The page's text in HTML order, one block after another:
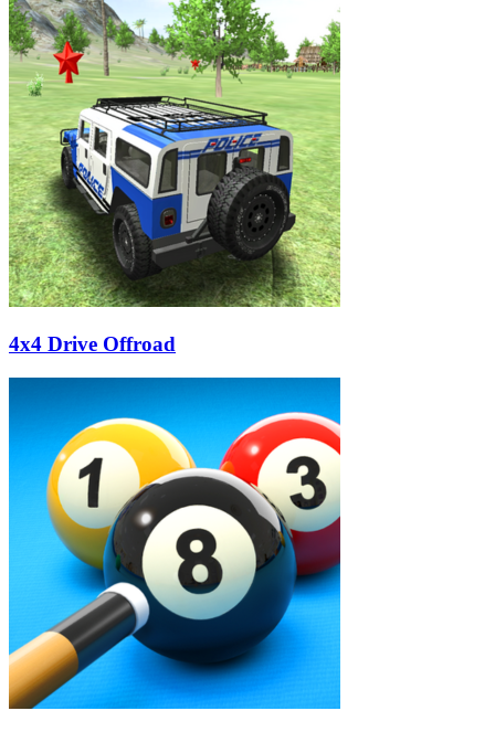
4x4 Drive Offroad